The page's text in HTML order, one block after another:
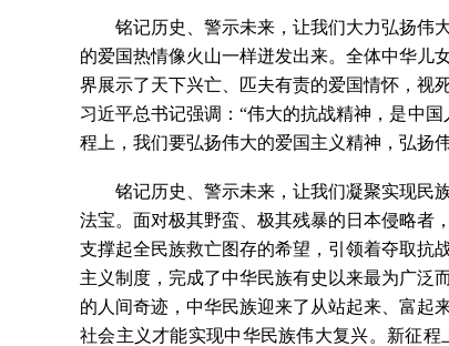
铭记历史、警示未来，让我们大力弘扬伟
的爱国热情像火山一样迸发出来。全体中华儿
界展示了天下兴亡、匹夫有责的爱国情怀，视
习近平总书记强调：“伟大的抗战精神，是中
程上，我们要弘扬伟大的爱国主义精神，弘扬
铭记历史、警示未来，让我们凝聚实现民
法宝。面对极其野蛮、极其残暴的日本侵略者
支撑起全民族救亡图存的希望，引领着夺取抗
主义制度，完成了中华民族有史以来最为广泛
的人间奇迹，中华民族迎来了从站起来、富起
社会主义才能实现中华民族伟大复兴。新征程